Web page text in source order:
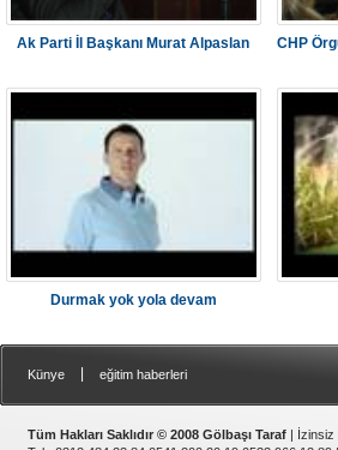
Ak Parti İl Başkanı Murat Alpaslan CHP
Durmak yok yola devam
Künye eğitim haberleri
Tüm Hakları Saklıdır © 2008 Gölbaşı Taraf | İzinsiz